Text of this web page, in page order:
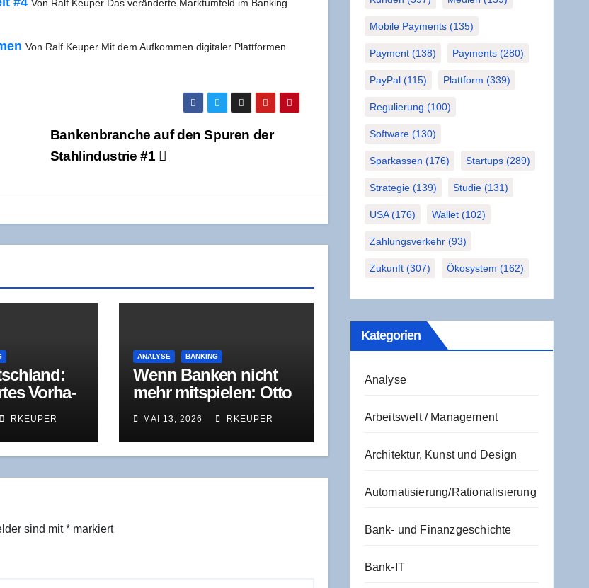
Von Ralf Keu­per Das ver­än­der­te Markt­um­feld im Ban­king
Von Ralf Keu­per Mit dem Auf­kom­men digi­ta­ler Platt­for­men
Ban­ken­bran­che auf den Spu­ren der
Stahl­in­dus­trie #1
Vor­ha­
RKEUPER
ANALYSE BANKING
Wenn Ban­ken nicht
mehr mit­spie­len: Otto
brik in der
Restrukturierung
MAI 13, 2026 RKEUPER
sind mit* markiert
Mobile Payments(135)
Payment(138) Payments(280)
PayPal(115) Plattform (339)
Regulierung (100)
Software(130)
Sparkassen (176) Startups(289)
Strategie(139) Studie(131)
USA(176) Wallet(102)
Zahlungsverkehr(93)
Zukunft(307) Ökosystem (162)
Kate­go­rien
Analyse
Arbeitswelt / Management
Architektur, Kunst und Design
Automatisierung/Rationalisierung
Bank- und Finanzgeschichte
Bank-IT